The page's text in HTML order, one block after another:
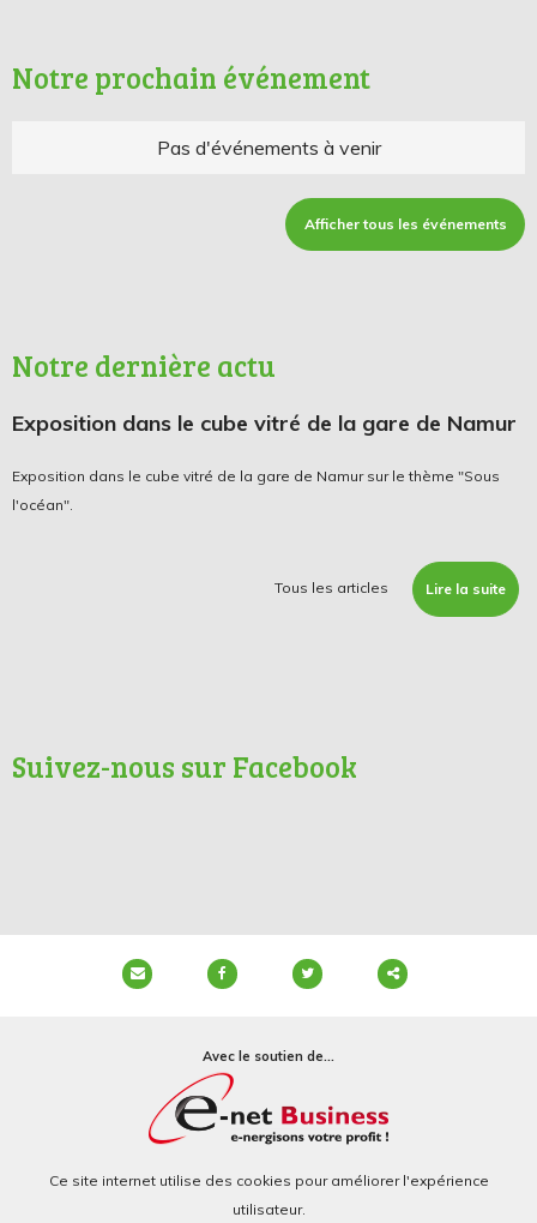
Notre prochain événement
Pas d'événements à venir
Afficher tous les événements
Notre dernière actu
Exposition dans le cube vitré de la gare de Namur
Exposition dans le cube vitré de la gare de Namur sur le thème "Sous
l'océan".
Tous les articles Lire la suite
Suivez-nous sur Facebook
Avec le soutien de...
Ce site internet utilise des cookies pour améliorer l'expérience
utilisateur.